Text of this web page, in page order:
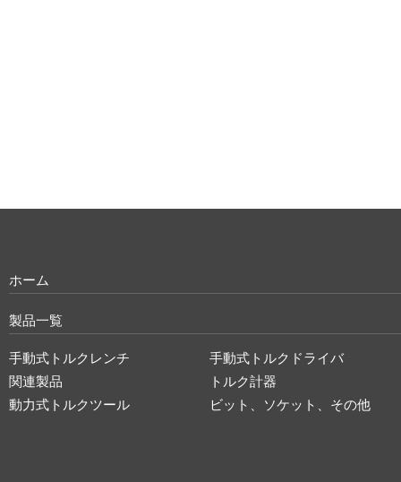
ホーム
製品一覧
手動式トルクレンチ
手動式トルクドライバ
関連製品
トルク計器
動力式トルクツール
ビット、ソケット、その他